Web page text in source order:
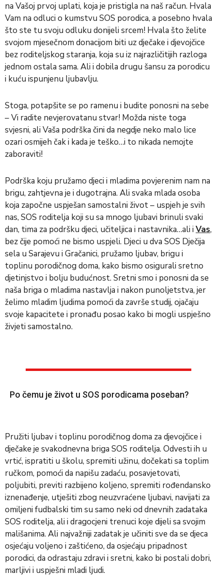
na Vašoj prvoj uplati, koja je pristigla na naš račun. Hvala
Vam na odluci o kumstvu SOS porodica, a posebno hvala
što ste tu svoju odluku donijeli srcem! Hvala što želite
svojom mjesečnom donacijom biti uz dječake i djevojčice
bez roditeljskog staranja, koja su iz najrazličitijih razloga
jednom ostala sama. Ali i dobila drugu šansu za porodicu
i kuću ispunjenu ljubavlju.
Stoga, potapšite se po ramenu i budite ponosni na sebe
– Vi radite nevjerovatanu stvar! Možda niste toga
svjesni, ali Vaša podrška čini da negdje neko malo lice
ozari osmijeh čak i kada je teško…i to nikada nemojte
zaboraviti!
Podrška koju pružamo djeci i mladima povjerenim nam na
brigu, zahtjevna je i dugotrajna. Ali svaka mlada osoba
koja započne uspješan samostalni život – uspjeh je svih
nas, SOS roditelja koji su sa mnogo ljubavi brinuli svaki
dan, tima za podršku djeci, učiteljica i nastavnika…ali iVas,
bez čije pomoći ne bismo uspjeli. Djeci u dva SOS Dječija
sela u Sarajevu i Gračanici, pružamo ljubav, brigu i
toplinu porodičnog doma, kako bismo osigurali sretno
djetinjstvo i bolju budućnost. Sretni smo i ponosni da se
naša briga o mladima nastavlja i nakon punoljetstva, jer
želimo mladim ljudima pomoći da završe studij, ojačaju
svoje kapacitete i pronađu posao kako bi mogli uspješno
živjeti samostalno.
Po čemu je život u SOS porodicama poseban?
Pružiti ljubav i toplinu porodičnog doma za djevojčice i
dječake je svakodnevna briga SOS roditelja. Odvesti ih u
vrtić, ispratiti u školu, spremiti užinu, dočekati sa toplim
ručkom, pomoći da napišu zadaću, posavjetovati,
poljubiti, previti razbijeno koljeno, spremiti rođendansko
iznenađenje, utješiti zbog neuzvraćene ljubavi, navijati za
omiljeni fudbalski tim su samo neki od dnevnih zadataka
SOS roditelja, ali i dragocjeni trenuci koje dijeli sa svojim
mališanima. Ali najvažniji zadatak je učiniti sve da se djeca
osjećaju voljeno i zaštićeno, da osjećaju pripadnost
porodici, da odrastaju zdravi i sretni, kako bi postali dobri,
marljivi i uspješni mladi ljudi.